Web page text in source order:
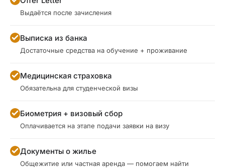
Выдаётся после зачисления
Выписка из банка
Достаточные средства на обучение + проживание
Медицинская страховка
Обязательна для студенческой визы
Биометрия + визовый сбор
Оплачивается на этапе подачи заявки на визу
Документы о жилье
Общежитие или частная аренда — помогаем найти